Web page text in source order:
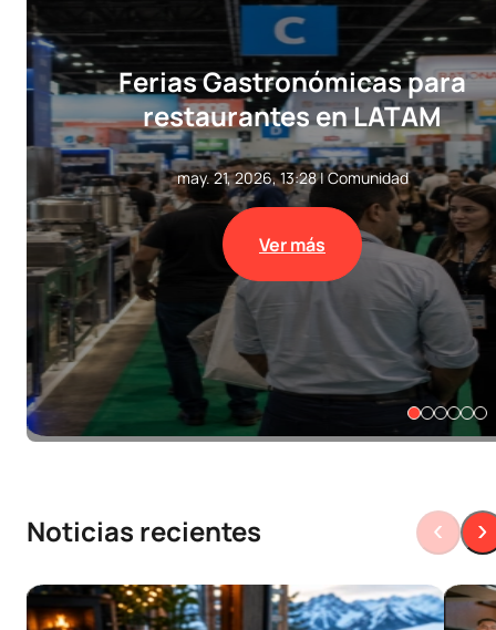
Ferias Gastronómicas para
restaurantes en LATAM
may. 21, 2026, 13:28|Comunidad
Ver más
Noticias recientes ‹ ›